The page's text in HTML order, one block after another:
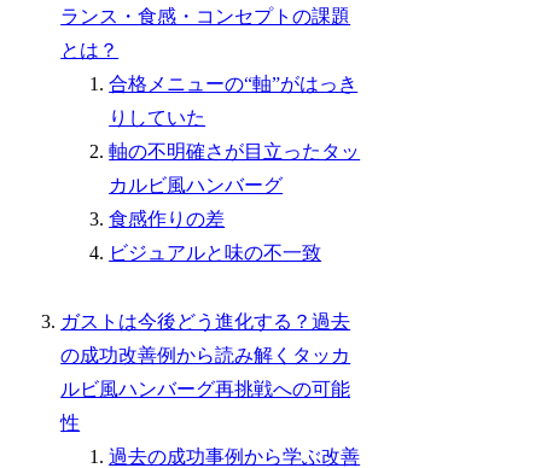
ランス・食感・コンセプトの課題
とは？
合格メニューの“軸”がはっき
りしていた
軸の不明確さが目立ったタッ
カルビ風ハンバーグ
食感作りの差
ビジュアルと味の不一致
ガストは今後どう進化する？過去
の成功改善例から読み解くタッカ
ルビ風ハンバーグ再挑戦への可能
性
過去の成功事例から学ぶ改善